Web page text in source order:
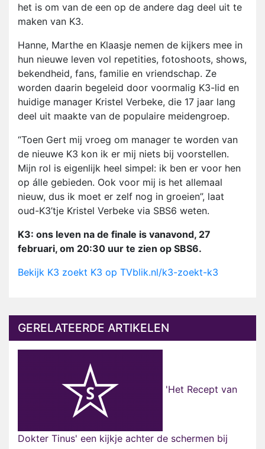
het is om van de een op de andere dag deel uit te
maken van K3.
Hanne, Marthe en Klaasje nemen de kijkers mee in
hun nieuwe leven vol repetities, fotoshoots, shows,
bekendheid, fans, familie en vriendschap. Ze
worden daarin begeleid door voormalig K3-lid en
huidige manager Kristel Verbeke, die 17 jaar lang
deel uit maakte van de populaire meidengroep.
“Toen Gert mij vroeg om manager te worden van
de nieuwe K3 kon ik er mij niets bij voorstellen.
Mijn rol is eigenlijk heel simpel: ik ben er voor hen
op álle gebieden. Ook voor mij is het allemaal
nieuw, dus ik moet er zelf nog in groeien”, laat
oud-K3’tje Kristel Verbeke via SBS6 weten.
K3: ons leven na de finale is vanavond, 27
februari, om 20:30 uur te zien op SBS6.
Bekijk K3 zoekt K3 op TVblik.nl/k3-zoekt-k3
GERELATEERDE ARTIKELEN
'Het Recept van
Dokter Tinus' een kijkje achter de schermen bij